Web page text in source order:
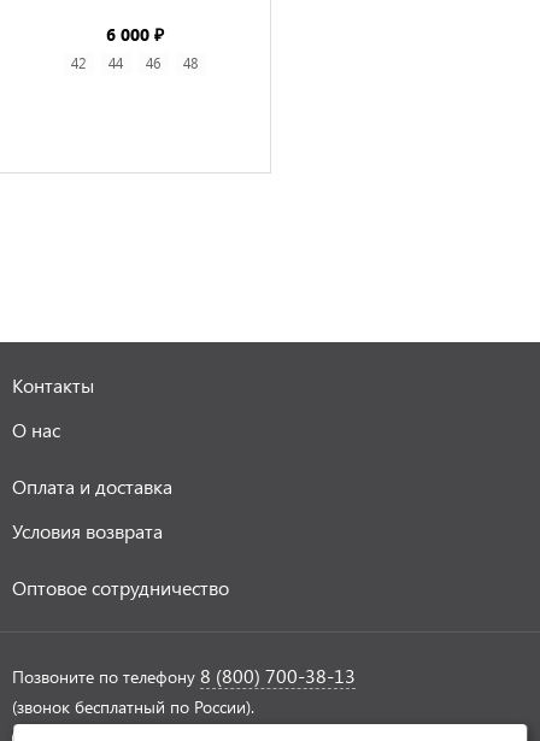
6 000 ₽
42 44 46 48
Контакты
О нас
Оплата и доставка
Условия возврата
Оптовое сотрудничество
Позвоните по телефону 8 (800) 700-38-13
(звонок бесплатный по России).